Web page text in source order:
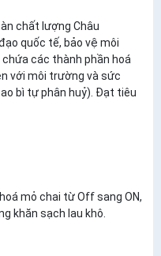
chất lượng Châu
quốc tế, bảo vệ môi
chứa các thành phần hoá
với môi trường và sức
bì tự phân huỷ). Đạt tiêu
mỏ chai từ Off sang ON,
khăn sạch lau khô.